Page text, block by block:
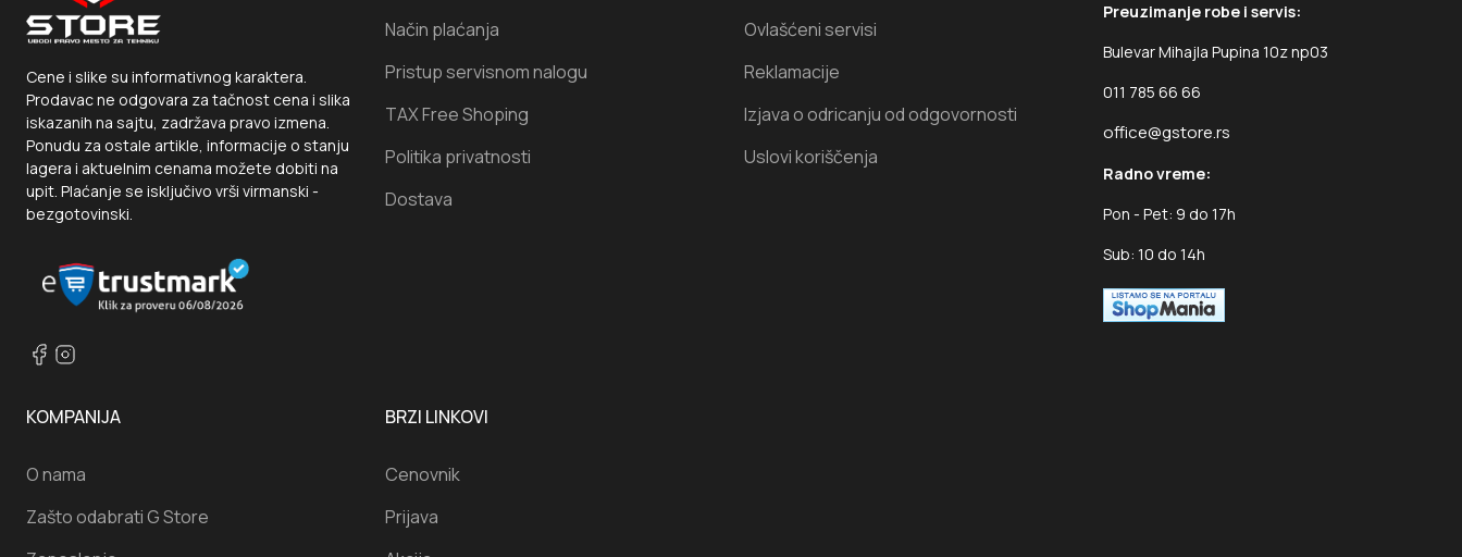
Cene i slike su informativnog karaktera.
Prodavac ne odgovara za tačnost cena i slika
iskazanih na sajtu, zadržava pravo izmena.
Ponudu za ostale artikle, informacije o stanju
lagera i aktuelnim cenama možete dobiti na
upit. Plaćanje se isključivo vrši virmanski -
bezgotovinski.
Način plaćanja
Pristup servisnom nalogu
TAX Free Shoping
Politika privatnosti
Dostava
Ovlašćeni servisi
Reklamacije
Izjava o odricanju od odgovornosti
Uslovi koriščenja
Preuzimanje robe i servis:
Bulevar Mihajla Pupina 10z np03
011 785 66 66
office@gstore.rs
Radno vreme:
Pon - Pet: 9 do 17h
Sub: 10 do 14h
KOMPANIJA
O nama
Zašto odabrati G Store
BRZI LINKOVI
Cenovnik
Prijava